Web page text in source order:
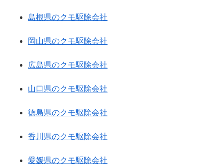
島根県のクモ駆除会社
岡山県のクモ駆除会社
広島県のクモ駆除会社
山口県のクモ駆除会社
徳島県のクモ駆除会社
香川県のクモ駆除会社
愛媛県のクモ駆除会社